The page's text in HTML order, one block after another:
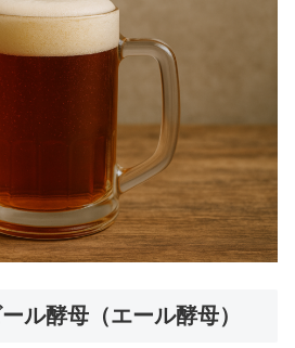
ル酵母（エール酵母）